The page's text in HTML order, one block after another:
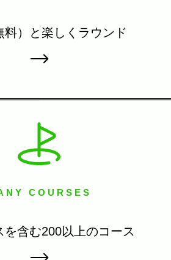
料）と楽しく ラウンド
COURSES
を含む200以上のコース